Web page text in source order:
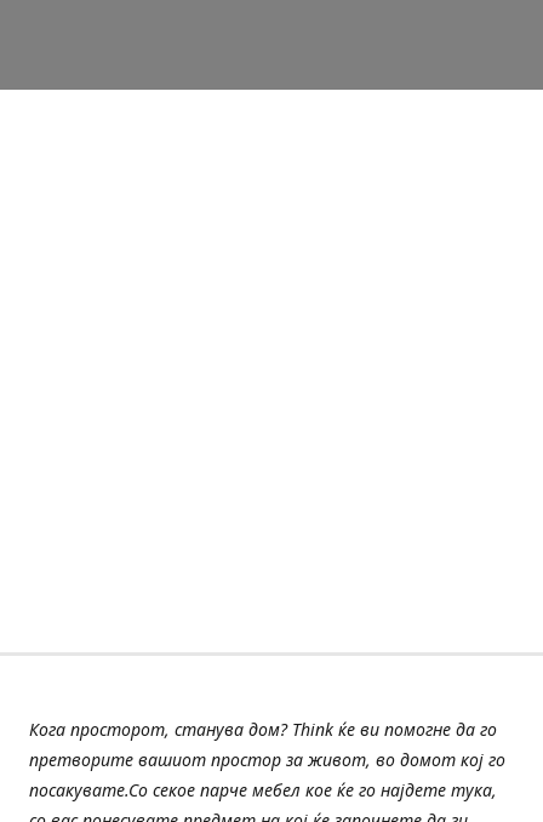
Кога просторот, станува дом? Think ќе ви помогне да го
претворите вашиот простор за живот, во домот кој го
посакувате.Со секое парче мебел кое ќе го најдете тука,